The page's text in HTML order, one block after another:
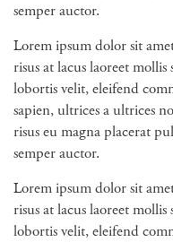
semper auctor.
Lorem ipsum dolor sit
risus at lacus laoreet
lobortis velit, eleifend
sapien, ultrices a ultrices
risus eu magna placerat
semper auctor.
Lorem ipsum dolor sit
risus at lacus laoreet
lobortis velit, eleifend